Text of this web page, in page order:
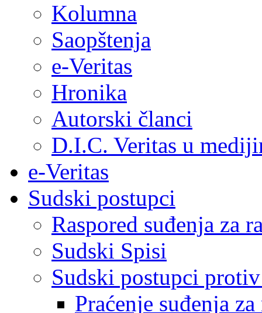
Kolumna
Saopštenja
e-Veritas
Hronika
Autorski članci
D.I.C. Veritas u
e-Veritas
Sudski postupci
Raspored suđenja za
Sudski Spisi
Sudski postupci
Praćenje suđenja